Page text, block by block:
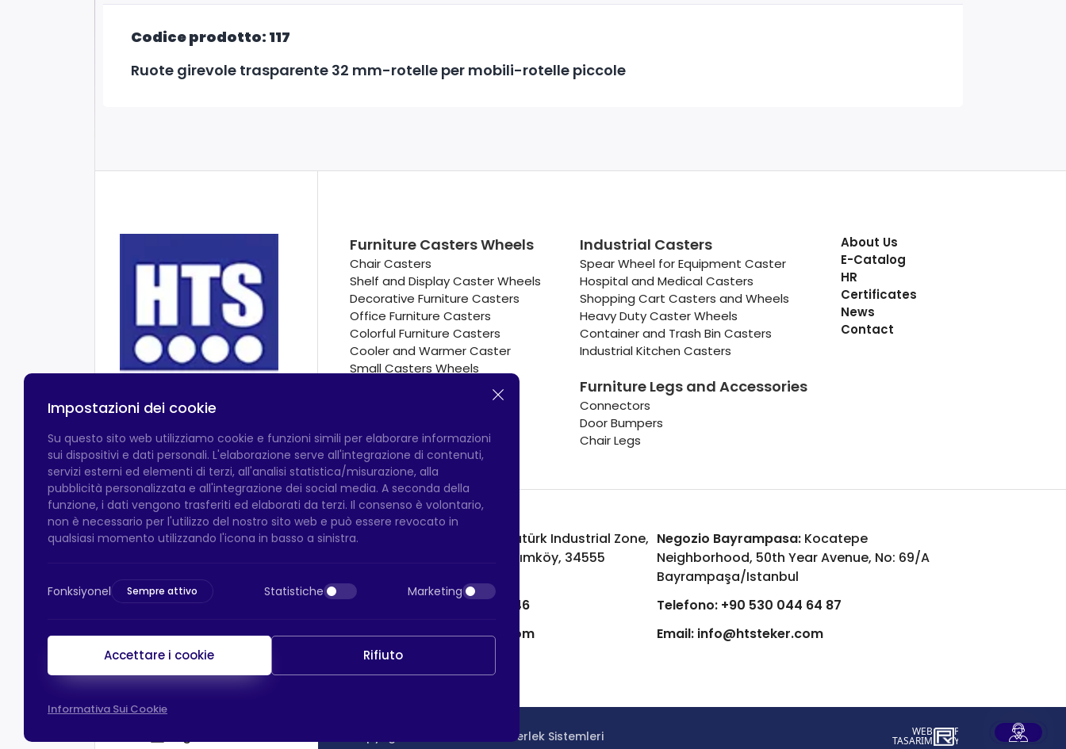
Codice prodotto: 117
Ruote girevole trasparente 32 mm-rotelle per mobili-rotelle piccole
Furniture Casters Wheels
Chair Casters
Shelf and Display Caster Wheels
Decorative Furniture Casters
Office Furniture Casters
Colorful Furniture Casters
Cooler and Warmer Caster
Small Casters Wheels
Hotel Equipment Casters
Industrial Casters
Spear Wheel for Equipment Caster
Hospital and Medical Casters
Shopping Cart Casters and Wheels
Heavy Duty Caster Wheels
Container and Trash Bin Casters
Industrial Kitchen Casters
Furniture Legs and Accessories
Connectors
Door Bumpers
Chair Legs
About Us
E-Catalog
HR
Certificates
News
Contact
Fabbrica di Hadımköy:
Atatürk Industrial Zone,
Uzunçayır Street, No:11 Hadımköy, 34555
Telefono:
+90 212 640 66 46
Email:export@htsteker.com
Negozio Bayrampasa:Kocatepe
Neighborhood, 50th Year Avenue, No: 69/A
Bayrampaşa/Istanbul
Telefono:+90 530 044 64 87
Email: info@htsteker.com
HTS - Tekerlek Sistemleri WEB
TASARIM
İSTANBUL WEB TASARIM AJANSI -
Impostazioni dei cookie
Su questo sito web utilizziamo cookie e funzioni simili per elaborare informazioni
sui dispositivi e dati personali. L'elaborazione serve all'integrazione di contenuti,
servizi esterni ed elementi di terzi, all'analisi statistica/misurazione, alla
pubblicità personalizzata e all'integrazione dei social media. A seconda della
funzione, i dati vengono trasferiti ed elaborati da terzi. Il consenso è volontario,
non è necessario per l'utilizzo del nostro sito web e può essere revocato in
qualsiasi momento utilizzando l'icona in basso a sinistra.
Fonksiyonel Sempre attivo Statistiche Marketing
Accettare i cookie Rifiuto
Informativa Sui Cookie